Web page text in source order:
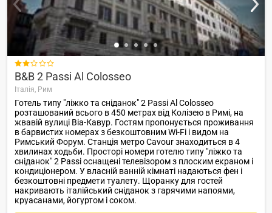

B&B 2 Passi Al Colosseo
Італія, Рим
Готель типу "ліжко та сніданок" 2 Passi Al Colosseo
розташований всього в 450 метрах від Колізею в Римі, на
жвавій вулиці Віа-Кавур. Гостям пропонується проживання
в барвистих номерах з безкоштовним Wi-Fi і видом на
Римський Форум. Станція метро Cavour знаходиться в 4
хвилинах ходьби. Просторі номери готелю типу "ліжко та
сніданок" 2 Passi оснащені телевізором з плоским екраном і
кондиціонером. У власній ванній кімнаті надаються фен і
безкоштовні предмети туалету. Щоранку для гостей
накривають італійський сніданок з гарячими напоями,
круасанами, йогуртом і соком.